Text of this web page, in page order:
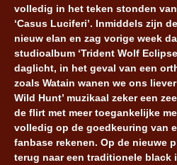
volledig in het teken stonden
‘Casus Luciferi’. Inmiddels zijn
nieuw elan en zag vorige week
studioalbum ‘Trident Wolf
daglicht, in het geval van een
zoals Watain wanen we ons
Wild Hunt’ muzikaal zeker een
de flirt met meer toegankelijke
volledig op de goedkeuring van
fanbase rekenen. Op de nieuwe
terug naar een traditionele black